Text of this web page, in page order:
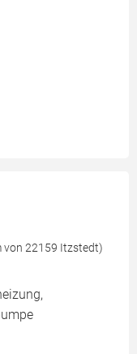
von 22159 Itzstedt)